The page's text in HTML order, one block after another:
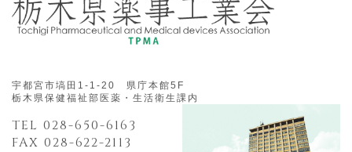
宇都宮市塙田1-1-20 県庁本館5F
栃木県保健福祉部医薬・生活衛生課内
TEL 028-650-6163
FAX 028-622-2113